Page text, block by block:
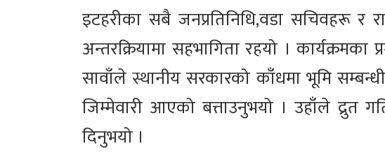
इटहरीका सबै जनप्रतिनिधि,वडा सचिवहरू र
अन्तरक्रियामा सहभागिता रहयो ।
सावाँले स्थानीय सरकारको काँधमा भूमि
जिम्मेवारी आएको बत्ताउनुभयो । उहाँले द्रुत
दिनुभयो ।